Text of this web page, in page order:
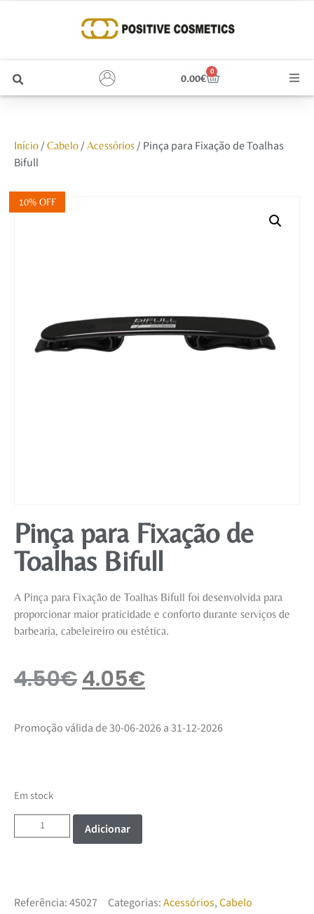
0.00€
0
Unhas
Mobiliário
Início/ Cabelo/ Acessórios/ Pinça para Fixação de Toalhas
Bifull
10% OFF
Pinça para Fixação de
Toalhas Bifull
A Pinça para Fixação de Toalhas Bifull foi desenvolvida para
proporcionar maior praticidade e conforto durante serviços de
barbearia, cabeleireiro ou estética.
4.50€4.05€
Promoção válida de 30-06-2026 a 31-12-2026
Em stock
Adicionar
Referência:45027 Categorias:Acessórios,Cabelo